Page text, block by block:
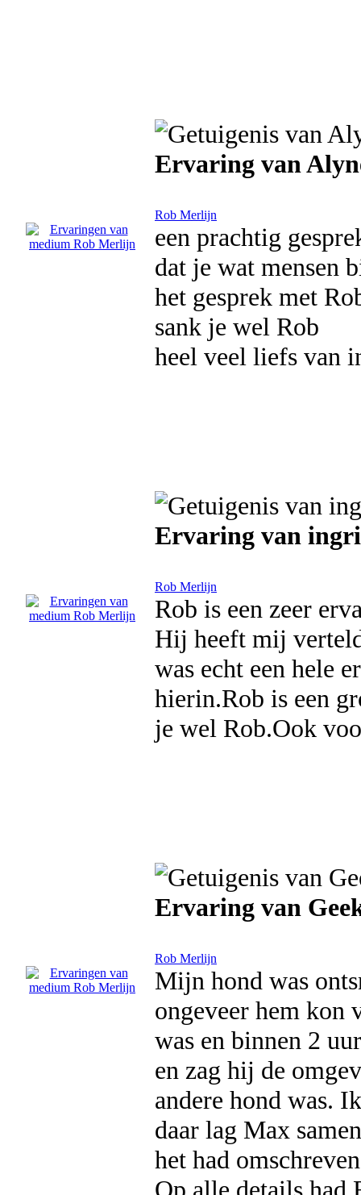
Ervaring van
Rob Merlijn
een prachtig
dat je wat mensen
het gesprek met
sank je wel Rob
heel veel liefs van
Ervaring van
Rob Merlijn
Rob is een zeer
Hij heeft mij
was echt een hele
hierin.Rob is een
je wel Rob.Ook
Ervaring van
Rob Merlijn
Mijn hond was
ongeveer hem kon
was en binnen 2
en zag hij de
andere hond was.
daar lag Max
het had